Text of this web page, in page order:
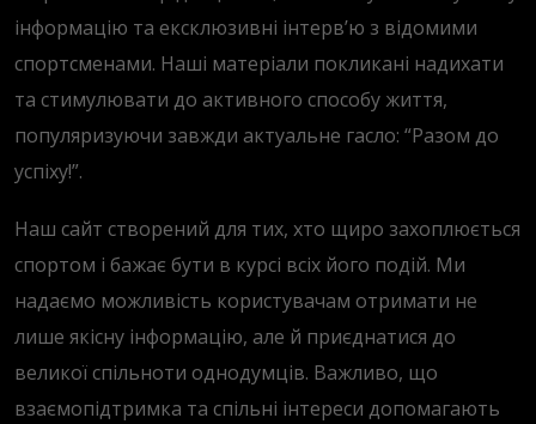
інформацію та ексклюзивні інтерв’ю з відомими
спортсменами. Наші матеріали покликані надихати
та стимулювати до активного способу життя,
популяризуючи завжди актуальне гасло: “Разом до
успіху!”.
Наш сайт створений для тих, хто щиро захоплюється
спортом і бажає бути в курсі всіх його подій. Ми
надаємо можливість користувачам отримати не
лише якісну інформацію, але й приєднатися до
великої спільноти однодумців. Важливо, що
взаємопідтримка та спільні інтереси допомагають